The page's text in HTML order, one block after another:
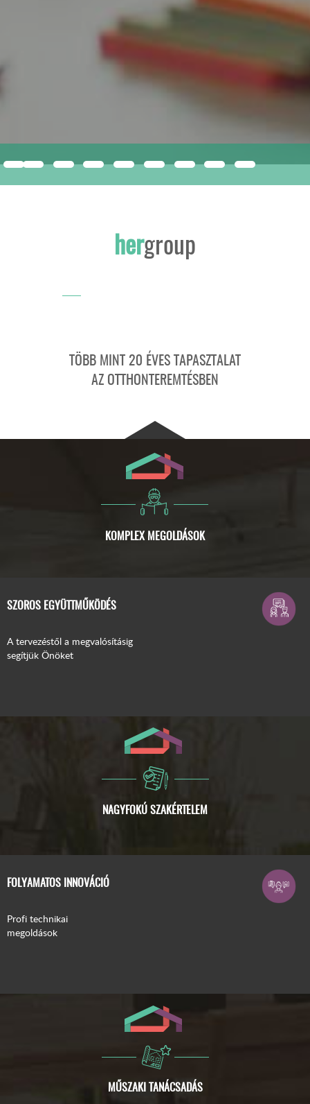
ISMERJE MEG A JÖVŐ ÉPÍTŐANYAGÁT!
INNOVATÍV, SOKOLDALÚ EPS KIZÁRÓLAG A HERGROUP-NÁL
hergroup
TÖBB MINT 20 ÉVES TAPASZTALAT
AZ OTTHONTEREMTÉSBEN
SZOROS EGYÜTTMŰKÖDÉS
A tervezéstől a megvalósításig
segítjük Önöket
FOLYAMATOS INNOVÁCIÓ
Profi technikai
megoldások